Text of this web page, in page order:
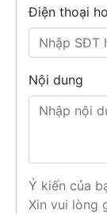
Điện thoại
Nội dung
Ý kiến của
Xin vui lòng